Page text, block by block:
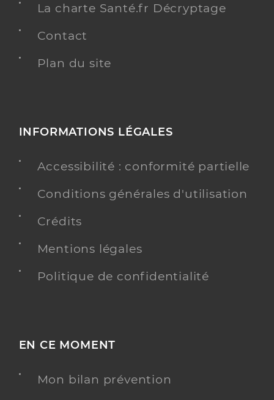
La charte Santé.fr Décryptage
Contact
Plan du site
INFORMATIONS LÉGALES
Accessibilité : conformité partielle
Conditions générales d'utilisation
Crédits
Mentions légales
Politique de confidentialité
EN CE MOMENT
Mon bilan prévention